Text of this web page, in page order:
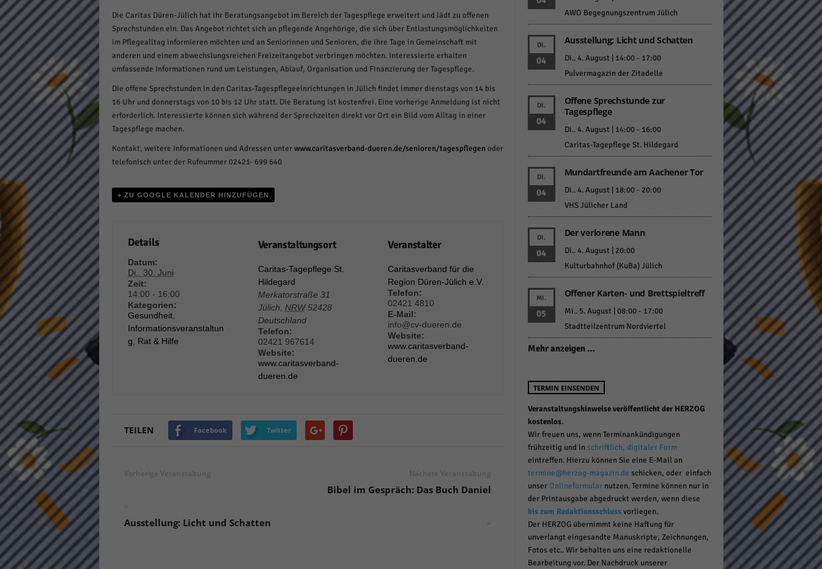
Die Caritas Düren-Jülich hat ihr Beratungsangebot im Bereich der Tagespflege erweitert und lädt zu offenen
Sprechstunden ein. Das Angebot richtet sich an pflegende Angehörige, die sich über Entlastungsmöglichkeiten
im Pflegealltag informieren möchten und an Seniorinnen und Senioren, die ihre Tage in Gemeinschaft mit
anderen und einem abwechslungsreichen Freizeitangebot verbringen möchten. Interessierte erhalten
umfassende Informationen rund um Leistungen, Ablauf, Organisation und Finanzierung der Tagespflege.
Die offene Sprechstunden in den Caritas-Tagespflegeeinrichtungen in Jülich findet immer dienstags von 14 bis
16 Uhr und donnerstags von 10 bis 12 Uhr statt. Die Beratung ist kostenfrei. Eine vorherige Anmeldung ist nicht
erforderlich. Interessierte können sich während der Sprechzeiten direkt vor Ort ein Bild vom Alltag in einer
Tagespflege machen.
Kontakt, weitere Informationen und Adressen unterwww.caritasverband-dueren.de/senioren/tagespflegenoder
telefonisch unter der Rufnummer 02421- 699 640
+ ZU GOOGLE KALENDER HINZUFÜGEN
Details
Datum:
Di.. 30. Juni
Zeit:
14:00 - 16:00
Kategorien:
Gesundheit
Informationsveranstaltun
g
Rat & Hilfe
Veranstaltungsort
Caritas-Tagepflege St.
Hildegard
Merkatorstraße 31
Jülich
NRW 52428
Deutschland
Telefon:
02421 967614
Website:
www.caritasverband-
dueren.de
Veranstalter
Caritasverband für die
Region Düren-Jülich e.V.
Telefon:
02421 4810
E-Mail:
info@cv-dueren.de
Website:
www.caritasverband-
dueren.de
TEILEN Facebook Twitter
Vorherige Veranstaltung
«
Ausstellung: Licht und Schatten
Nächste Veranstaltung
Bibel im Gespräch: Das Buch Daniel
»
AWO Begegnungszentrum Jülich
DI.
04
Ausstellung: Licht und Schatten
Di.. 4. August | 14:00- 17:00
Pulvermagazin der Zitadelle
DI.
04
Offene Sprechstunde zur
Tagespflege
Di.. 4. August | 14:00- 16:00
Caritas-Tagepflege St. Hildegard
DI.
04
Mundartfreunde am Aachener Tor
Di.. 4. August | 18:00- 20:00
VHS Jülicher Land
DI.
04
Der verlorene Mann
Di.. 4. August | 20:00
Kulturbahnhof (KuBa) Jülich
MI.
05
Offener Karten- und Brettspieltreff
Mi.. 5. August | 08:00- 17:00
Stadtteilzentrum Nordviertel
Mehr anzeigen …
TERMIN EINSENDEN
Veranstaltungshinweise veröffentlicht der HERZOG
kostenlos.
Wir freuen uns, wenn Terminankündigungen
frühzeitig und in schriftlich, digitaler Form
eintreffen. Hierzu können Sie eine E-Mail an
termine@herzog-magazin.de schicken, oder einfach
unserOnlineformularnutzen. Termine können nur in
der Printausgabe abgedruckt werden, wenn diese
bis zum Redaktionsschlussvorliegen.
Der HERZOG übernimmt keine Haftung für
unverlangt eingesandte Manuskripte, Zeichnungen,
Fotos etc.. Wir behalten uns eine redaktionelle
Bearbeitung vor. Der Nachdruck unserer
Datenschutzeinstellungen
Essenziell (1)
Essenzielle Cookies ermöglichen grundlegende Funktionen und sind für die einwandfreie
Funktion der Website erforderlich.
Cookie-Informationen anzeigen
Statistiken (1)
Statistik Cookies erfassen Informationen anonym. Diese Informationen helfen uns zu verstehen,
Cookie-Informationen anzeigen
Marketing (1)
Marketing-Cookies werden von Drittanbietern oder Publishern verwendet, um personalisierte
Werbung anzuzeigen. Sie tun dies, indem sie Besucher über Websites hinweg verfolgen.
Externe Medien (6)
Inhalte von Videoplattformen und Social-Media-Plattformen werden standardmäßig blockiert.
Wenn Cookies von externen Medien akzeptiert werden, bedarf der Zugriff auf diese Inhalte
keiner manuellen Einwilligung mehr.
Cookie-Informationen anzeigen
powered by Borlabs Cookie Impressum